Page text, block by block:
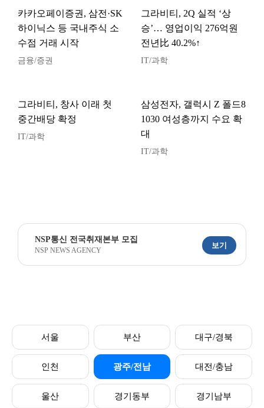
카카오페이증권, 삼전·SK
하이닉스 등 국내주식 소
수점 거래 시작
금융/증권
그라비티, 2Q 실적 ‘상
승’… 영업이익 276억원
전년比 40.2%↑
IT/과학
그라비티, 창사 이래 첫
중간배당 확정
IT/과학
삼성전자, 갤럭시 Z 폴드8
1030 여성층까지 수요 확
대
IT/과학
NSP통신 전국취재본부 모집
NSP NEWS AGENCY
보기
서울 부산 대구/경북
인천 광주/전남 대전/충남
울산 경기동부 경기남부